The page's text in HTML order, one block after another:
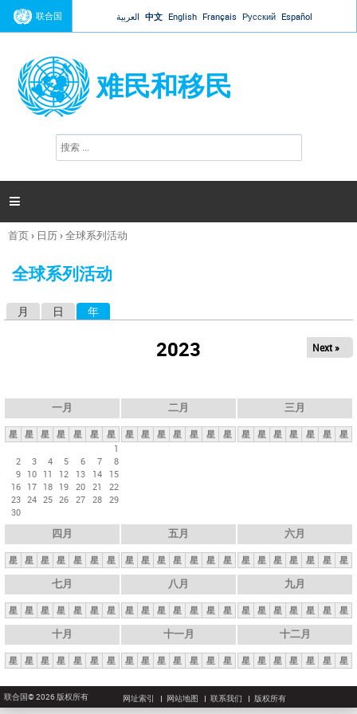
Jump to navigation
联合国 العربية 中文 English Français Русский Español
难民和移民
搜
索

你
这
首页› 日历›全球系列活动
全球系列活动
月 日 年
2023 Next »
一月
星 星 星 星 星 星
星
1
2
3 4 5 6 7
8
9 10 11 12 13 14
15
16 17 18 19 20 21
22
23 24 25 26 27 28 29
30
二月
星 星 星 星 星 星 星
三月
星 星 星 星 星 星 星
四月
星 星 星 星 星 星 星
五月
星 星 星 星 星 星 星
六月
星 星 星 星 星 星 星
七月
星 星 星 星 星 星 星
八月
星 星 星 星 星 星 星
九月
星 星 星 星 星 星 星
十月
星 星 星 星 星 星 星
十一月
星 星 星 星 星 星 星
十二月
星 星 星 星 星 星 星
联合国© 2026 版权所有 网址索引 网站地图 联系我们 版权所有